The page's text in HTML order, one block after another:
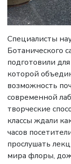
Специалисты
Ботанического
подготовили
которой
возможность
современной
творческие
классы ждали
часов
прослушать
мира флоры,